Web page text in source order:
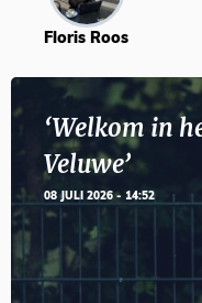
Floris Roos
‘Welkom in
Veluwe’
08 JULI 2026 - 14:52